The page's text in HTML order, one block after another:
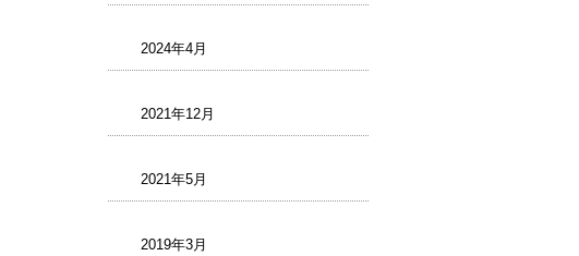
2024年4月
2021年12月
2021年5月
2019年3月